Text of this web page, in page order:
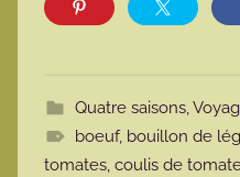
Quatre saisons,
boeuf, bouillon de
tomates, coulis de